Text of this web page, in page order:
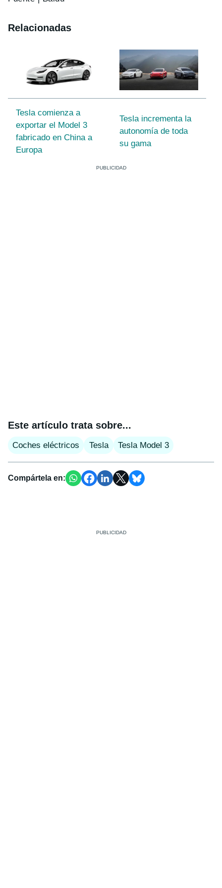
Relacionadas
Tesla comienza a
exportar el Model 3
fabricado en China a
Europa
Tesla incrementa la
autonomía de toda
su gama
Este artículo trata sobre...
Coches eléctricos Tesla Tesla Model 3
Compártela en: